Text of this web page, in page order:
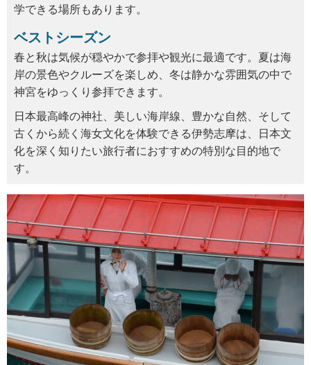
学できる場所もあります。
ベストシーズン
春と秋は気候が穏やかで参拝や観光に最適です。夏は海
岸の景色やクルーズを楽しめ、冬は静かな雰囲気の中で
神宮をゆっくり参拝できます。
日本最高峰の神社、美しい海岸線、豊かな自然、そして
古くから続く海女文化を体験できる伊勢志摩は、日本文
化を深く知りたい旅行者におすすめの特別な目的地で
す。